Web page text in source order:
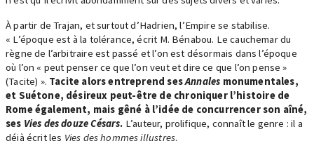
À partir de Trajan, et surtout d’Hadrien, l’Empire se stabilise.
« L’époque est à la tolérance, écrit M. Bénabou. Le cauchemar du
règne de l’arbitraire est passé et l’on est désormais dans l’époque
où l’on « peut penser ce que l’on veut et dire ce que l’on pense »
(Tacite) ». Tacite alors entreprend sesAnnales monumentales,
et Suétone, désireux peut-être de chroniquer l’histoire de
Rome également, mais gêné à l’idée de concurrencer son aîné,
ses Vies des douze Césars. L’auteur, prolifique, connaît le genre : il a
déjà écrit les Vies des hommes illustres.